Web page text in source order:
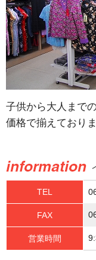
子供から大人まで
価格で揃えておりま
TEL
FAX
営業時間